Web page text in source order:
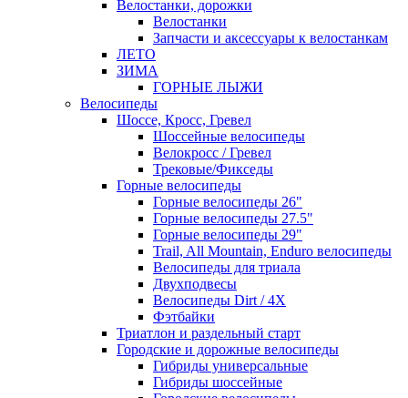
Велостанки, дорожки
Велостанки
Запчасти и аксессуары к велостанкам
ЛЕТО
ЗИМА
ГОРНЫЕ ЛЫЖИ
Велосипеды
Шоссе, Кросс, Гревел
Шоссейные велосипеды
Велокросс / Гревел
Трековые/Фикседы
Горные велосипеды
Горные велосипеды 26"
Горные велосипеды 27.5"
Горные велосипеды 29"
Trail, All Mountain, Enduro велосипеды
Велосипеды для триала
Двухподвесы
Велосипеды Dirt / 4X
Фэтбайки
Триатлон и раздельный старт
Городские и дорожные велосипеды
Гибриды универсальные
Гибриды шоссейные